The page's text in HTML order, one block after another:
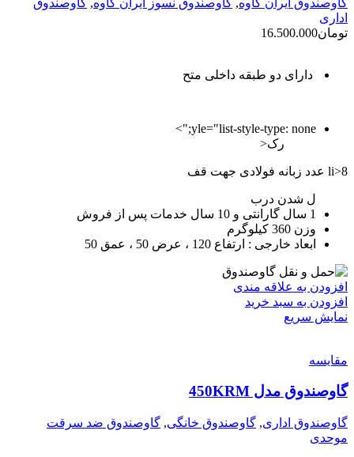
گاوصندوق ایران کاوه, گاوصندوق نسوز ایران کاوه, گاوصندوق
اداری
تومان16.500.000
دارای دو طبقه داخلی متح
yle="list-style-type: none;">
رک<
li>8 عدد زبانه فولادی جهت قف
ل شدن درب
1 سال گارانتی و 10 سال خدمات پس از فروش
وزن 360 کیلوگرم
ابعاد خارجی : ارتفاع 120 ، عرض 50 ، عمق 50
افزودن به علاقه مندی
افزودن به سبد خرید
نمایش سریع
مقايسه
گاوصندوق مدل 450KRM
گاوصندوق اداری, گاوصندوق خانگی, گاوصندوق ضد سرقت
موحدی